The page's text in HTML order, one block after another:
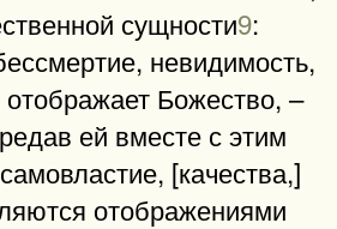
сущности9:
невидимость,
отображает Божество, –
ей вместе с этим
[качества,]
отображениями